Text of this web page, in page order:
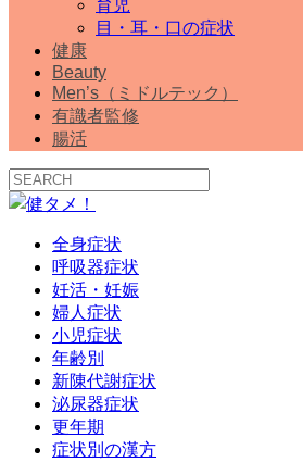
育児
目・耳・口の症状
健康
Beauty
Men’s（ミドルテック）
有識者監修
腸活
全身症状
呼吸器症状
妊活・妊娠
婦人症状
小児症状
年齢別
新陳代謝症状
泌尿器症状
更年期
症状別の漢方